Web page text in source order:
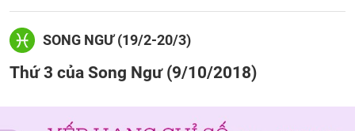
SONG NGƯ (19/2-20/3)
Thứ 3 của Song Ngư (9/10/2018)